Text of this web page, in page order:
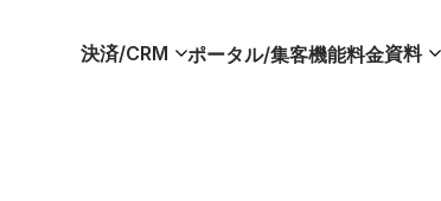
決済/CRM ポータル/集客機能料金資料